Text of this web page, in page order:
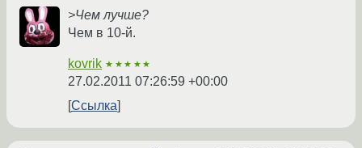
>Чем лучше?
Чем в 10-й.
kovrik ★★★★★
27.02.2011 07:26:59 +00:00
Ссылка